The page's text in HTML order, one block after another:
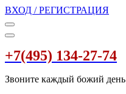
ВХОД / РЕГИСТРАЦИЯ
+7(495) 134-27-74
Звоните каждый божий день